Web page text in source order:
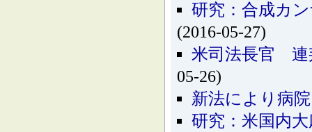
研究：合成カ
(2016-05-27)
米司法長官 連
05-26)
新法により病
研究：米国内